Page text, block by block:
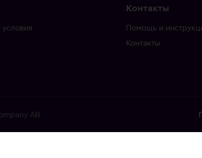
Контакты
Помощь и
Контакты
AB